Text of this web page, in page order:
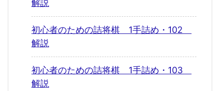
解説
初心者のための詰将棋 1手詰め・102
解説
初心者のための詰将棋 1手詰め・103
解説